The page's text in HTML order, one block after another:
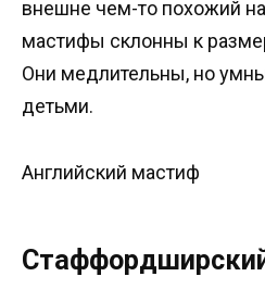
внешне чем-то похожий
мастифы склонны к
Они медлительны, но
детьми.
Английский мастиф